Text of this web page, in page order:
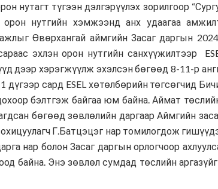
нутагт түгээн дэлгэрүүлэх зорилгоор
нутгийн хэмжээнд анх удаагаа
Өвөрхангай аймгийн Засаг даргын
эхлэн орон нутгийн санхүүжилтээр
дээр хэрэгжүүлж эхэлсэн бөгөөд 8-11-р
сард ESEL хөтөлбөрийн төгсөгчид
бэлтгэж байгаа юм байна. Аймат
бөгөөд зөвлөлийн даргаар Аймгийн
Г.Батцэцэг нар томилогдож
нар болон Засаг даргын орлогчоор
байна. Энэ зөвлөл сумдад төслийн